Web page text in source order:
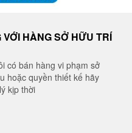
VỚI HÀNG SỞ HỮU TRÍ
có bán hàng vi phạm sở
hoặc quyền thiết kế hãy
kịp thời